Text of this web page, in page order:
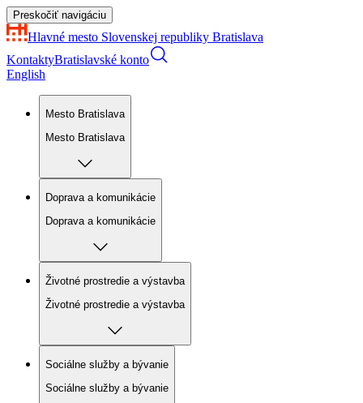
Preskočiť navigáciu
Hlavné mesto Slovenskej republiky Bratislava
KontaktyBratislavské konto
English
Mesto Bratislava
Mesto Bratislava
Doprava a komunikácie
Doprava a komunikácie
Životné prostredie a výstavba
Životné prostredie a výstavba
Sociálne služby a bývanie
Sociálne služby a bývanie